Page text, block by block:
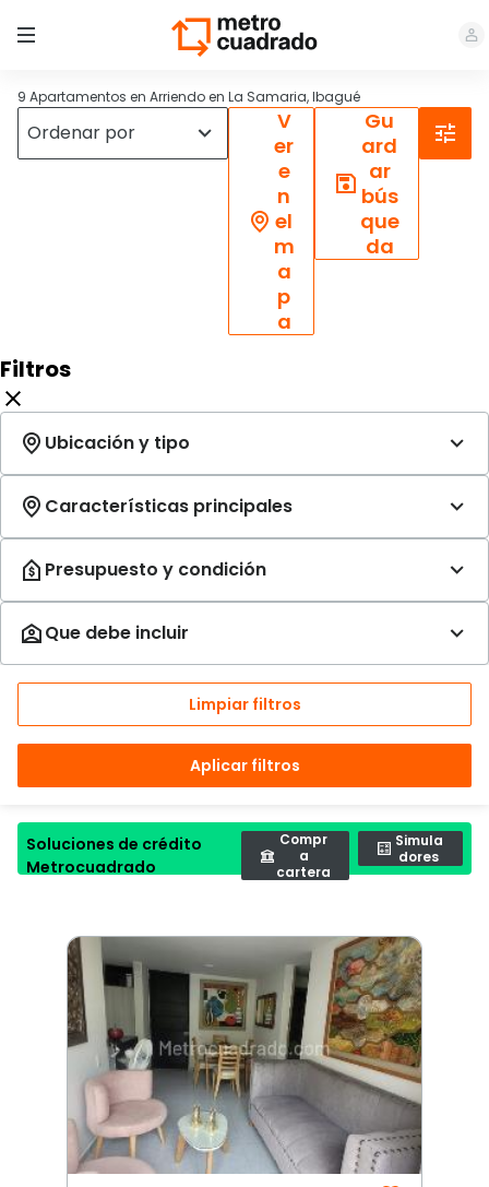
9 Apartamentos en Arriendo en La Samaria, Ibagué
V
er
e
n
el
m
a
p
a
Gu
ard
ar
bús
que
da
Filtros
Limpiar filtros
Aplicar filtros
Soluciones de crédito
Metrocuadrado
Compr
a
cartera
Simula
dores